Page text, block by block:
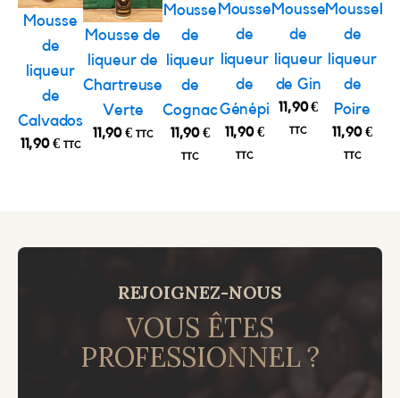
Mousse
de
liqueur
de
Calvados
11,90€ TTC
Mousse de
liqueur de
Chartreuse
Verte
11,90€ TTC
Mousse
de
liqueur
de
Cognac
11,90€
TTC
Mousse
de
liqueur
de
Génépi
11,90€
TTC
Mousse
de
liqueur
de Gin
11,90€
TTC
Mousse
de
liqueur
de
Poire
11,90€
TTC
REJOIGNEZ-NOUS
VOUS ÊTES
PROFESSIONNEL ?